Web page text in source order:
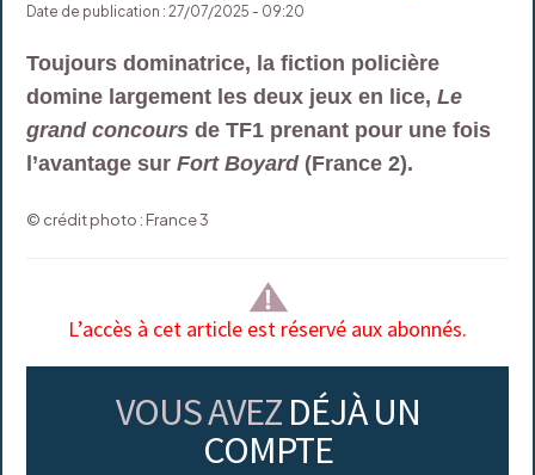
Date de publication : 27/07/2025 - 09:20
Toujours dominatrice, la fiction policière
domine largement les deux jeux en lice,Le
grand concours de TF1 prenant pour une fois
l’avantage surFort Boyard(France 2).
© crédit photo : France 3
L’accès à cet article est réservé aux abonnés.
VOUS AVEZ DÉJÀ UN
COMPTE